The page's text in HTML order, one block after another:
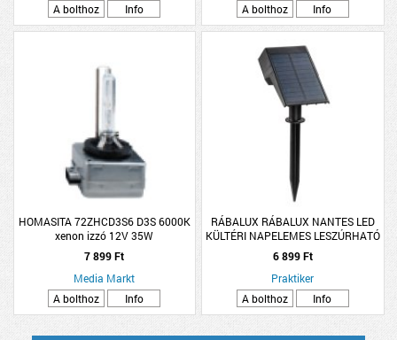
A bolthoz
Info
A bolthoz
Info
HOMASITA 72ZHCD3S6 D3S 6000K
xenon izzó 12V 35W
7 899 Ft
Media Markt
A bolthoz
Info
RÁBALUX RÁBALUX NANTES LED
KÜLTÉRI NAPELEMES LESZÚRHATÓ
LÁMPA 0,5W 50LM 3000K IP65
11X26CM FEKETE
6 899 Ft
Praktiker
A bolthoz
Info